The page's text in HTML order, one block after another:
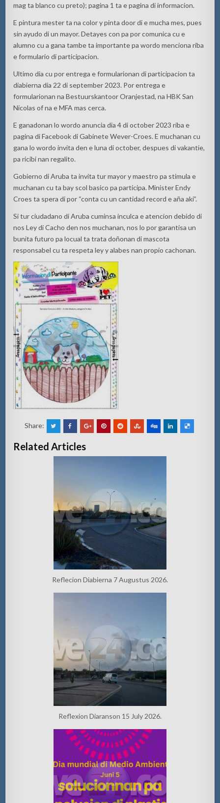
mag ta blanco cu preto); pagina 1 ta e pagina di informacion.
E pintura mester ta na color y pinta door di e mucha mes, pues
sin ayudo di un mayor. Detayes con pa por comunica cu e
alumno cu a gana tambe ta importante pa wordo menciona riba
e formulario di participacion.
Ultimo dia cu por entrega e formularionan di participacion ta
diabierna dia 22 di september 2023. Por entrega e
formularionan na Bestuurskantoor Oranjestad, na HBK San
Nicolas of na e MFA mas cerca.
E ganadonan lo wordo anuncia dia 4 di october 2023 riba e
pagina di Facebook di Gabinete Wever-Croes. E muchanan cu
gana lo wordo invita den e luna di october, despues di vakantie,
pa ricibi nan regalito.
Gobierno di Aruba ta invita tur mayor y maestro pa stimula e
muchanan cu ta bay scol basico pa participa. Minister Endy
Croes ta spera di por “conta cu un cantidad record e aña aki”.
Si tur ciudadano di Aruba cuminsa inculca e atencion debido di
nos Ley di Cacho den nos muchanan, nos lo por garantisa un
bunita futuro pa locual ta trata doñonan di mascota
responsabel cu ta respeta ley y alabes nan propio cachonan.
Share:
Related Articles
Reflecion Diabierna 7 Augustus 2026.
Reflexion Diaranson 15 July 2026.